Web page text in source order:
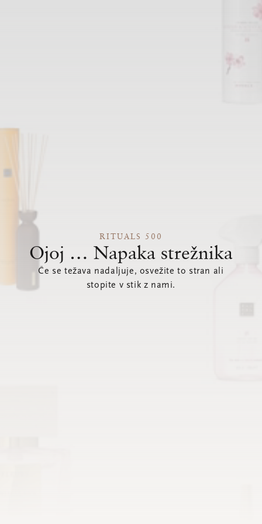
RITUALS 500
Ojoj … Napaka strežnika
Če se težava nadaljuje, osvežite to stran ali
stopite v stik z nami.